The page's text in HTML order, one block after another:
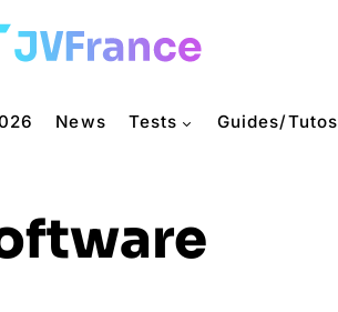
News Tests Guides/Tutos